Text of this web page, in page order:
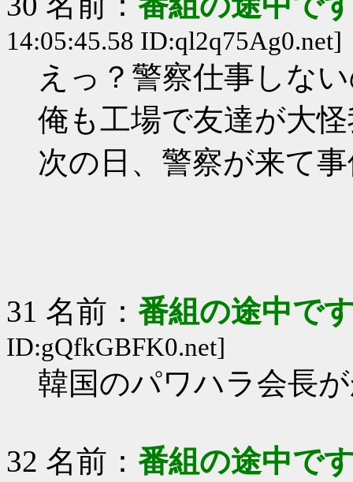
14:05:45.58 ID:ql2q75Ag0.net]
えっ？警察仕事しな
俺も工場で友達が大
次の日、警察が来て
31 名前： 番組の途中で
ID:gQfkGBFK0.net]
韓国のパワハラ会長
32 名前： 番組の途中で